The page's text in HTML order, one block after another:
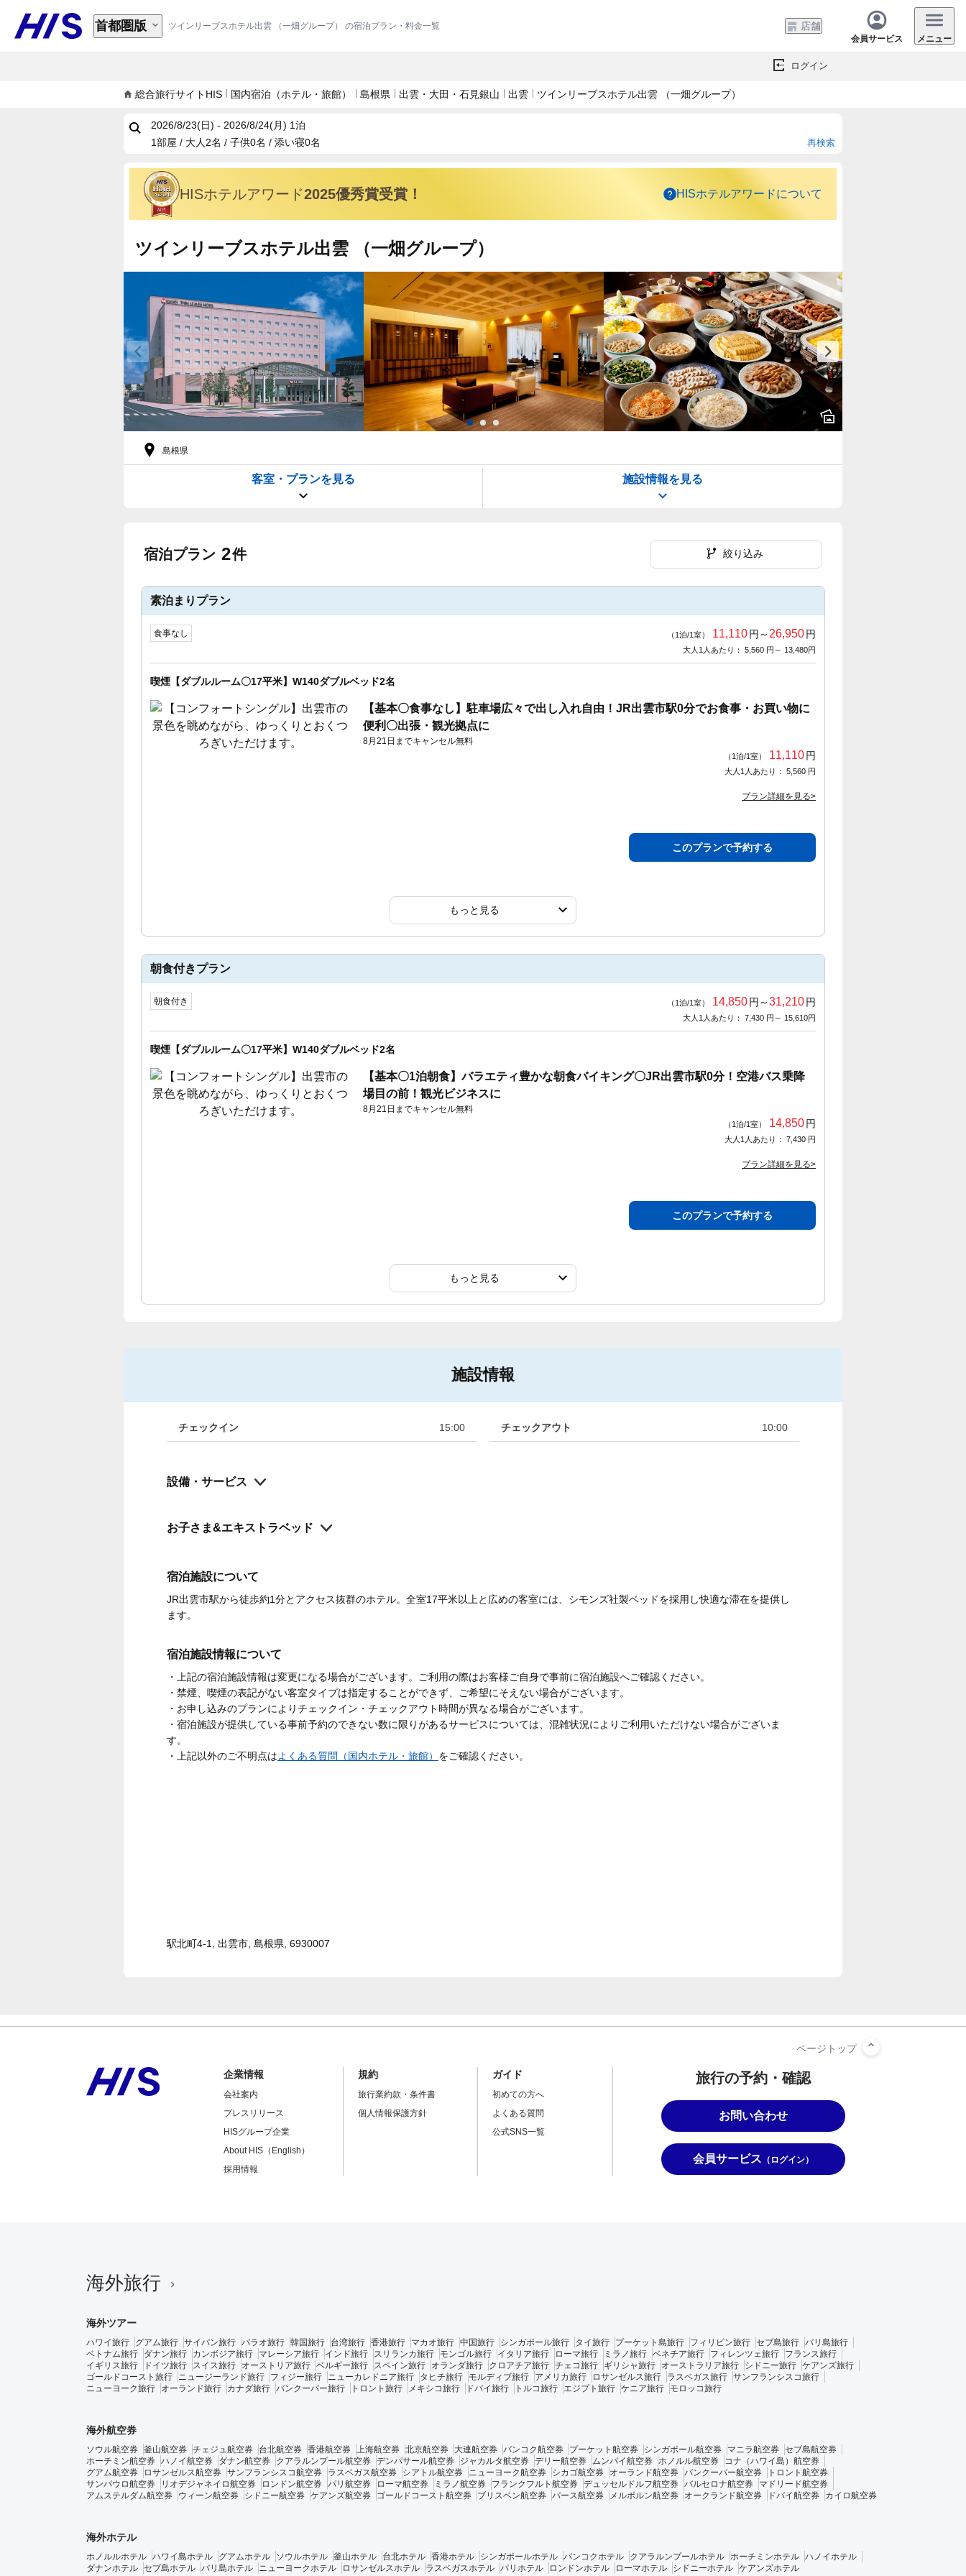
ツインリーブスホテル出雲 （一畑グループ） の宿泊プラン・料金一覧
首都圏版 店舗
会員サービス メニュー
ログイン
総合旅行サイトHIS 国内宿泊（ホテル・旅館） 島根県 出雲・大田・石見銀山 出雲 ツインリーブスホテル出雲 （一畑グループ）
2026/8/23(日) - 2026/8/24(月) 1泊
1部屋 / 大人2名 / 子供0名 / 添い寝0名
再検索
HISホテルアワード2025優秀賞受賞！ HISホテルアワードについて
ツインリーブスホテル出雲 （一畑グループ）
島根県
客室・プランを見る 施設情報を見る
宿泊プラン 2件 絞り込み
素泊まりプラン
食事なし （1泊/1室） 11,110円～ 26,950円
大人1人あたり： 5,560 円～ 13,480円
喫煙【ダブルルーム〇17平米】W140ダブルベッド2名
【基本〇食事なし】駐車場広々で出し入れ自由！JR出雲市駅0分でお食事・お買い物に
便利〇出張・観光拠点に
8月21日までキャンセル無料
（1泊/1室） 11,110円
大人1人あたり： 5,560 円
プラン詳細を見る>
このプランで予約する
もっと見る
朝食付きプラン
朝食付き （1泊/1室） 14,850円～31,210円
大人1人あたり： 7,430 円～ 15,610円
喫煙【ダブルルーム〇17平米】W140ダブルベッド2名
【基本〇1泊朝食】バラエティ豊かな朝食バイキング〇JR出雲市駅0分！空港バス乗降
場目の前！観光ビジネスに
8月21日までキャンセル無料
（1泊/1室） 14,850円
大人1人あたり： 7,430 円
プラン詳細を見る>
このプランで予約する
もっと見る
施設情報
チェックイン 15:00 チェックアウト 10:00
設備・サービス
お子さま&エキストラベッド
宿泊施設について
JR出雲市駅から徒歩約1分とアクセス抜群のホテル。全室17平米以上と広めの客室には、シモンズ社製ベッドを採用し快適な滞在を提供し
ます。
宿泊施設情報について
・上記の宿泊施設情報は変更になる場合がございます。ご利用の際はお客様ご自身で事前に宿泊施設へご確認ください。
・禁煙、喫煙の表記がない客室タイプは指定することができず、ご希望にそえない場合がございます。
・お申し込みのプランによりチェックイン・チェックアウト時間が異なる場合がございます。
・宿泊施設が提供している事前予約のできない数に限りがあるサービスについては、混雑状況によりご利用いただけない場合がございま
す。
・上記以外のご不明点はよくある質問（国内ホテル・旅館） をご確認ください。
駅北町4-1, 出雲市, 島根県, 6930007
旅行の予約・確認
お問い合わせ
会員サービス （ログイン）
企業情報
会社案内
プレスリリース
HISグループ企業
About HIS（English）
採用情報
規約
旅行業約款・条件書
個人情報保護方針
ガイド
初めての方へ
よくある質問
公式SNS一覧
海外旅行
海外ツアー
ハワイ旅行 グアム旅行 サイパン旅行 パラオ旅行 韓国旅行 台湾旅行 香港旅行 マカオ旅行 中国旅行 シンガポール旅行 タイ旅行 プーケット島旅行 フィリピン旅行 セブ島旅行 バリ島旅行
ベトナム旅行
ダナン旅行 カンボジア旅行 マレーシア旅行 インド旅行 スリランカ旅行 モンゴル旅行 イタリア旅行 ローマ旅行 ミラノ旅行 ベネチア旅行 フィレンツェ旅行
フランス旅行
イギリス旅行
ドイツ旅行 スイス旅行 オーストリア旅行 ベルギー旅行 スペイン旅行 オランダ旅行 クロアチア旅行 チェコ旅行 ギリシャ旅行 オーストラリア旅行 シドニー旅行 ケアンズ旅行
ゴールドコースト旅行
ニュージーランド旅行 フィジー旅行 ニューカレドニア旅行 タヒチ旅行 モルディブ旅行 アメリカ旅行 ロサンゼルス旅行 ラスベガス旅行 サンフランシスコ旅行
ニューヨーク旅行
オーランド旅行 カナダ旅行 バンクーバー旅行 トロント旅行 メキシコ旅行 ドバイ旅行 トルコ旅行 エジプト旅行 ケニア旅行 モロッコ旅行
海外航空券
ソウル航空券 釜山航空券 チェジュ航空券 台北航空券 香港航空券 上海航空券 北京航空券 大連航空券 バンコク航空券 プーケット航空券 シンガポール航空券 マニラ航空券 セブ島航空券
ホーチミン航空券 ハノイ航空券 ダナン航空券 クアラルンプール航空券 デンパサール航空券 ジャカルタ航空券 デリー航空券 ムンバイ航空券 ホノルル航空券
コナ（ハワイ島）航空券
グアム航空券
ロサンゼルス航空券 サンフランシスコ航空券 ラスベガス航空券 シアトル航空券 ニューヨーク航空券 シカゴ航空券 オーランド航空券 バンクーバー航空券
トロント航空券
サンパウロ航空券
リオデジャネイロ航空券 ロンドン航空券 パリ航空券 ローマ航空券 ミラノ航空券 フランクフルト航空券 デュッセルドルフ航空券 バルセロナ航空券
マドリード航空券
アムステルダム航空券
ウィーン航空券 シドニー航空券 ケアンズ航空券 ゴールドコースト航空券 ブリスベン航空券 パース航空券 メルボルン航空券 オークランド航空券 ドバイ航空券 カイロ航空券
海外ホテル
ホノルルホテル ハワイ島ホテル グアムホテル ソウルホテル 釜山ホテル 台北ホテル 香港ホテル シンガポールホテル バンコクホテル クアラルンプールホテル ホーチミンホテル ハノイホテル
ダナンホテル セブ島ホテル バリ島ホテル ニューヨークホテル ロサンゼルスホテル ラスベガスホテル パリホテル ロンドンホテル ローマホテル シドニーホテル ケアンズホテル